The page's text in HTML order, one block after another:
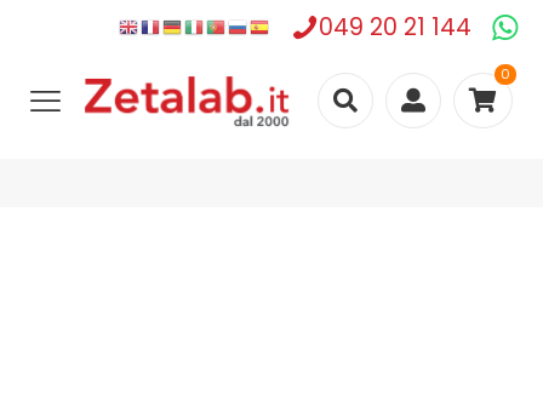
049 20 21 144
0